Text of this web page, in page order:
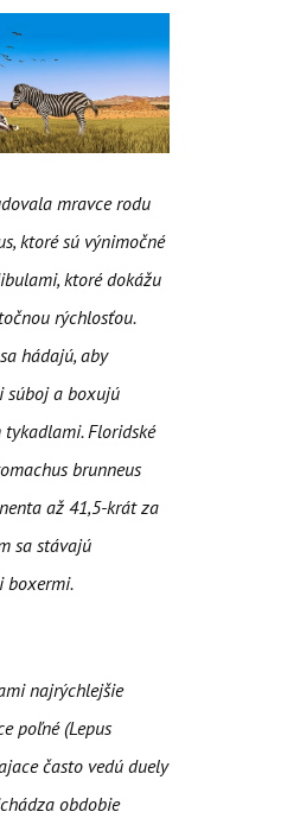
mravce rodu
, ktoré sú výnimočné
ktoré dokážu
rýchlosťou.
hádajú, aby
súboj a boxujú
Floridské
brunneus
až 41,5-krát za
sa stávajú
boxermi.
najrýchlejšie
poľné (Lepus
často vedú duely
obdobie